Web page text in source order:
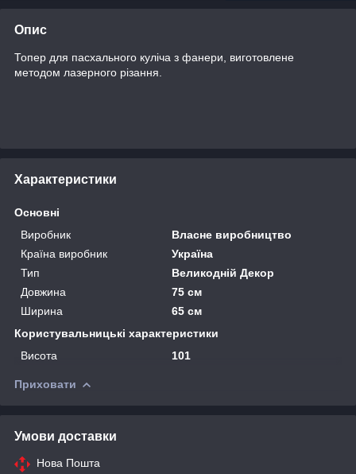
Опис
Топер для пасхального куліча з фанери, виготовлене
методом лазерного різання.
Характеристики
Основні
Виробник
Власне виробництво
Країна виробник
Україна
Тип
Великодній Декор
Довжина
75 см
Ширина
65 см
Користувальницькі характеристики
Висота
101
Приховати
Умови доставки
Нова Пошта